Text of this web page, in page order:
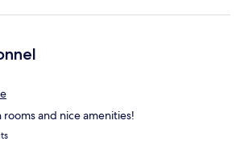
and nice amenities!